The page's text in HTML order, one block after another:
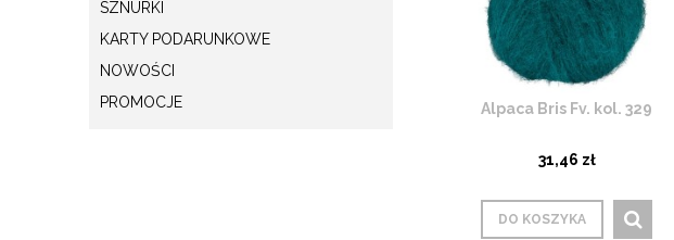
SZNURKI
KARTY PODARUNKOWE
NOWOŚCI
PROMOCJE
Alpaca Bris Fv. kol. 329
31,46 zł
DO KOSZYKA